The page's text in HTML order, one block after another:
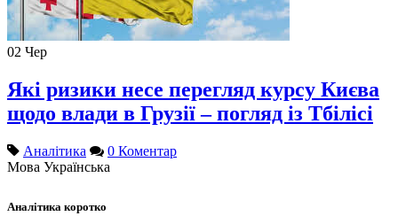
02 Чер
Які ризики несе перегляд курсу Києва
щодо влади в Грузії – погляд із Тбілісі
Аналітика
0 Коментар
Мова Українська
Аналітика коротко